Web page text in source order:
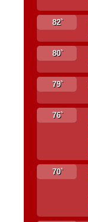
82`
80`
79`
76`
70`